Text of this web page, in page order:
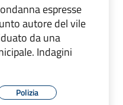
espresse
autore del vile
da una
Indagini
Polizia